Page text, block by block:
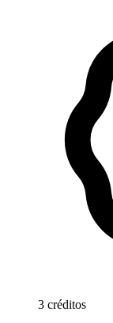
3 créditos